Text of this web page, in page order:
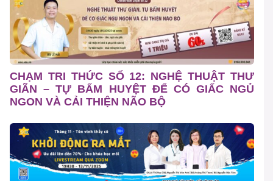
CHẠM TRI THỨC SỐ 12: NGHỆ THUẬT THƯ
GIÃN – TỰ BẤM HUYỆT ĐỂ CÓ GIẤC NGỦ
NGON VÀ CẢI THIỆN NÃO BỘ